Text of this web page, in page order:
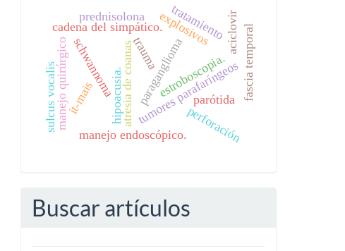
schwannoma paraganglioma
tumores parafaríngeos
cadena del simpático.
atresia de coanas
manejo quirúrgico
manejo endoscópico.perforación
trauma
explosivos
hipoacusia.
sulcus vocalis fascia temporal
estroboscopia.
tratamiento
prednisolona aciclovir
parótida
it-mais
Buscar artículos